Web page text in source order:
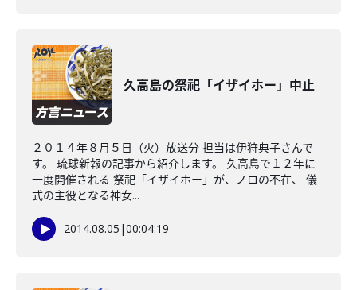
久高島の祭祀「イザイホー」中止
２０１４年８月５日（火）放送分 担当は伊狩典子さんで
す。 琉球新報の記事から紹介します。 久高島で１２年に
一度開催される 祭祀「イザイホー」が、ノロの不在、 儀
式の主役となる神女...
2014.08.05 |00:04:19